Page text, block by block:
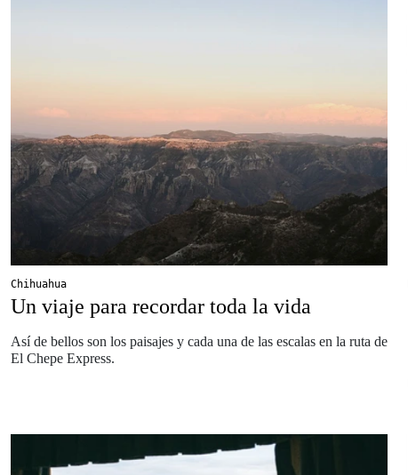
Chihuahua
Un viaje para recordar toda la vida
Así de bellos son los paisajes y cada una de las escalas en la ruta de
El Chepe Express.